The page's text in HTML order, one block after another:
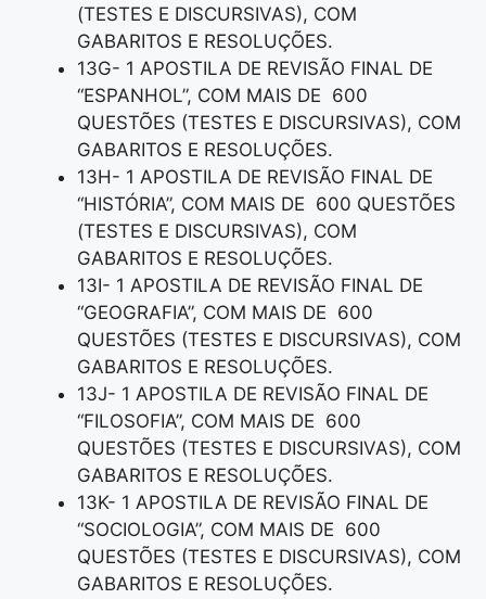
(TESTES E DISCURSIVAS), COM
GABARITOS E RESOLUÇÕES.
13G- 1 APOSTILA DE REVISÃO FINAL DE
“ESPANHOL”, COM MAIS DE 600
QUESTÕES (TESTES E DISCURSIVAS), COM
GABARITOS E RESOLUÇÕES.
13H- 1 APOSTILA DE REVISÃO FINAL DE
“HISTÓRIA”, COM MAIS DE 600 QUESTÕES
(TESTES E DISCURSIVAS), COM
GABARITOS E RESOLUÇÕES.
13I- 1 APOSTILA DE REVISÃO FINAL DE
“GEOGRAFIA”, COM MAIS DE 600
QUESTÕES (TESTES E DISCURSIVAS), COM
GABARITOS E RESOLUÇÕES.
13J- 1 APOSTILA DE REVISÃO FINAL DE
“FILOSOFIA”, COM MAIS DE 600
QUESTÕES (TESTES E DISCURSIVAS), COM
GABARITOS E RESOLUÇÕES.
13K- 1 APOSTILA DE REVISÃO FINAL DE
“SOCIOLOGIA”, COM MAIS DE 600
QUESTÕES (TESTES E DISCURSIVAS), COM
GABARITOS E RESOLUÇÕES.